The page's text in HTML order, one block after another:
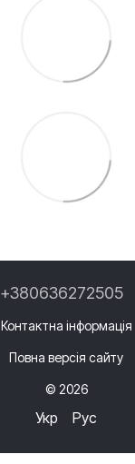
+380636272505
Контактна інформація
Повна версія сайту
© 2026
Укр Рус